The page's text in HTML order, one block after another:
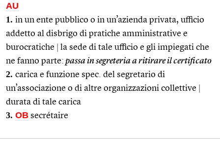
AU
1. in un ente pubblico o in un’azienda privata, ufficio
addetto al disbrigo di pratiche amministrative e
burocratiche
la sede di tale ufficio e gli impiegati che
ne fanno parte: passa in segreteria a ritirare il certificato
2. carica e funzione spec. del segretario di
un’associazione o di altre organizzazioni collettive
durata di tale carica
3. OB secrétaire